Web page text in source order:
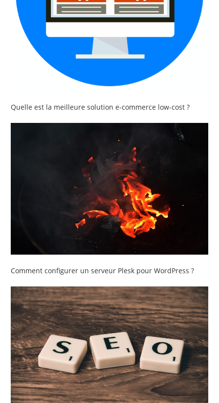
Quelle est la meilleure solution e-commerce low-cost ?
Comment configurer un serveur Plesk pour WordPress ?